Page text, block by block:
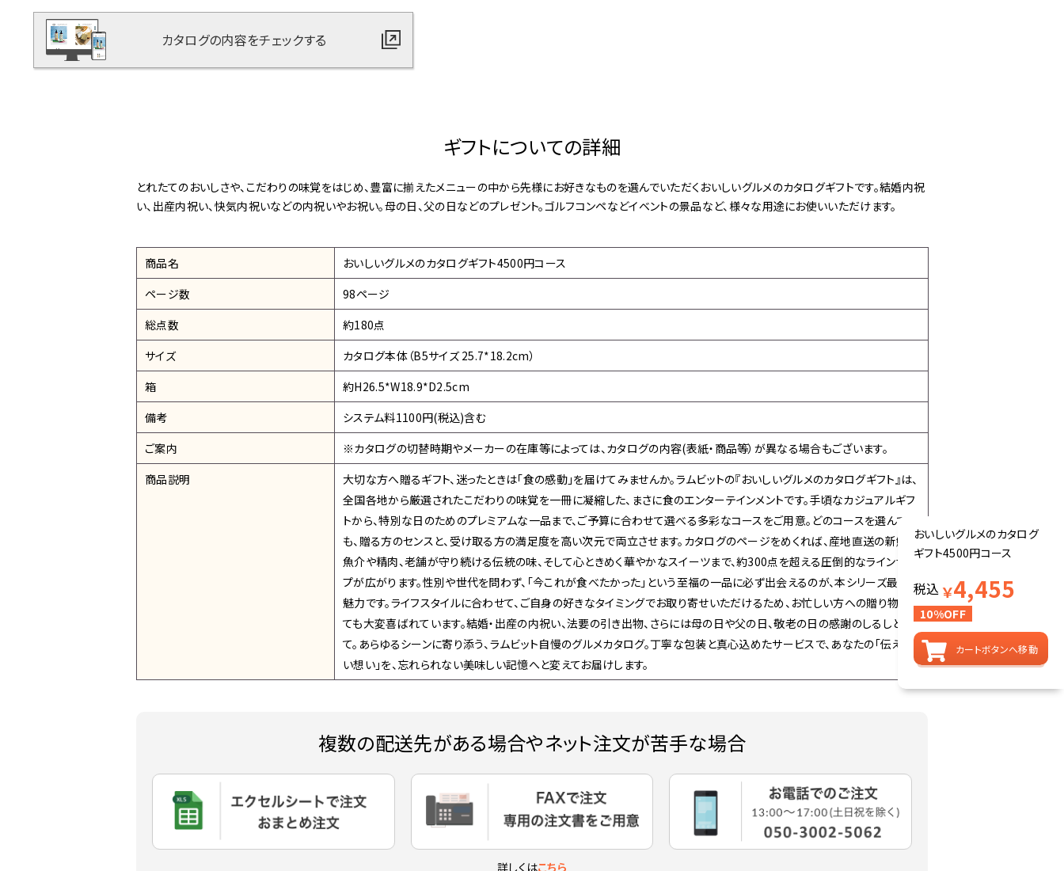
カタログの内容をチェックする
おいしいグルメのカタログ
ギフト4500円コース
税込 ￥4,455
10%OFF
カートボタンへ移動
ギフトについての詳細
とれたてのおいしさや、こだわりの味覚をはじめ、豊富に揃えたメニューの中から先様にお好きなものを選んでいただくおいしいグルメのカタログギフトです。結婚内祝
い、出産内祝い、快気内祝いなどの内祝いやお祝い。母の日、父の日などのプレゼント。ゴルフコンペなどイベントの景品など、様々な用途にお使いいただけます。
商品名
おいしいグルメのカタログギフト4500円コース
ページ数
98ページ
総点数
約180点
サイズ
カタログ本体（B5サイズ 25.7*18.2cm）
箱
約H26.5*W18.9*D2.5cm
備考
システム料1100円(税込)含む
ご案内
※カタログの切替時期やメーカーの在庫等によっては、カタログの内容(表紙・商品等）が異なる場合もございます。
商品説明
大切な方へ贈るギフト、迷ったときは「食の感動」を届けてみませんか。ラムビットの『おいしいグルメのカタログギフト』は、
全国各地から厳選されたこだわりの味覚を一冊に凝縮した、まさに食のエンターテインメントです。手頃なカジュアルギフ
トから、特別な日のためのプレミアムな一品まで、ご予算に合わせて選べる多彩なコースをご用意。どのコースを選んで
も、贈る方のセンスと、受け取る方の満足度を高い次元で両立させます。カタログのページをめくれば、産地直送の新鮮な
魚介や精肉、老舗が守り続ける伝統の味、そして心ときめく華やかなスイーツまで、約300点を超える圧倒的なラインナッ
プが広がります。性別や世代を問わず、「今これが食べたかった」という至福の一品に必ず出会えるのが、本シリーズ最大の
魅力です。ライフスタイルに合わせて、ご自身の好きなタイミングでお取り寄せいただけるため、お忙しい方への贈り物とし
ても大変喜ばれています。結婚・出産の内祝い、法要の引き出物、さらには母の日や父の日、敬老の日の感謝のしるしとし
て。あらゆるシーンに寄り添う、ラムビット自慢のグルメカタログ。丁寧な包装と真心込めたサービスで、あなたの「伝えた
い想い」を、忘れられない美味しい記憶へと変えてお届けします。
複数の配送先がある場合やネット注文が苦手な場合
詳しくはこちら